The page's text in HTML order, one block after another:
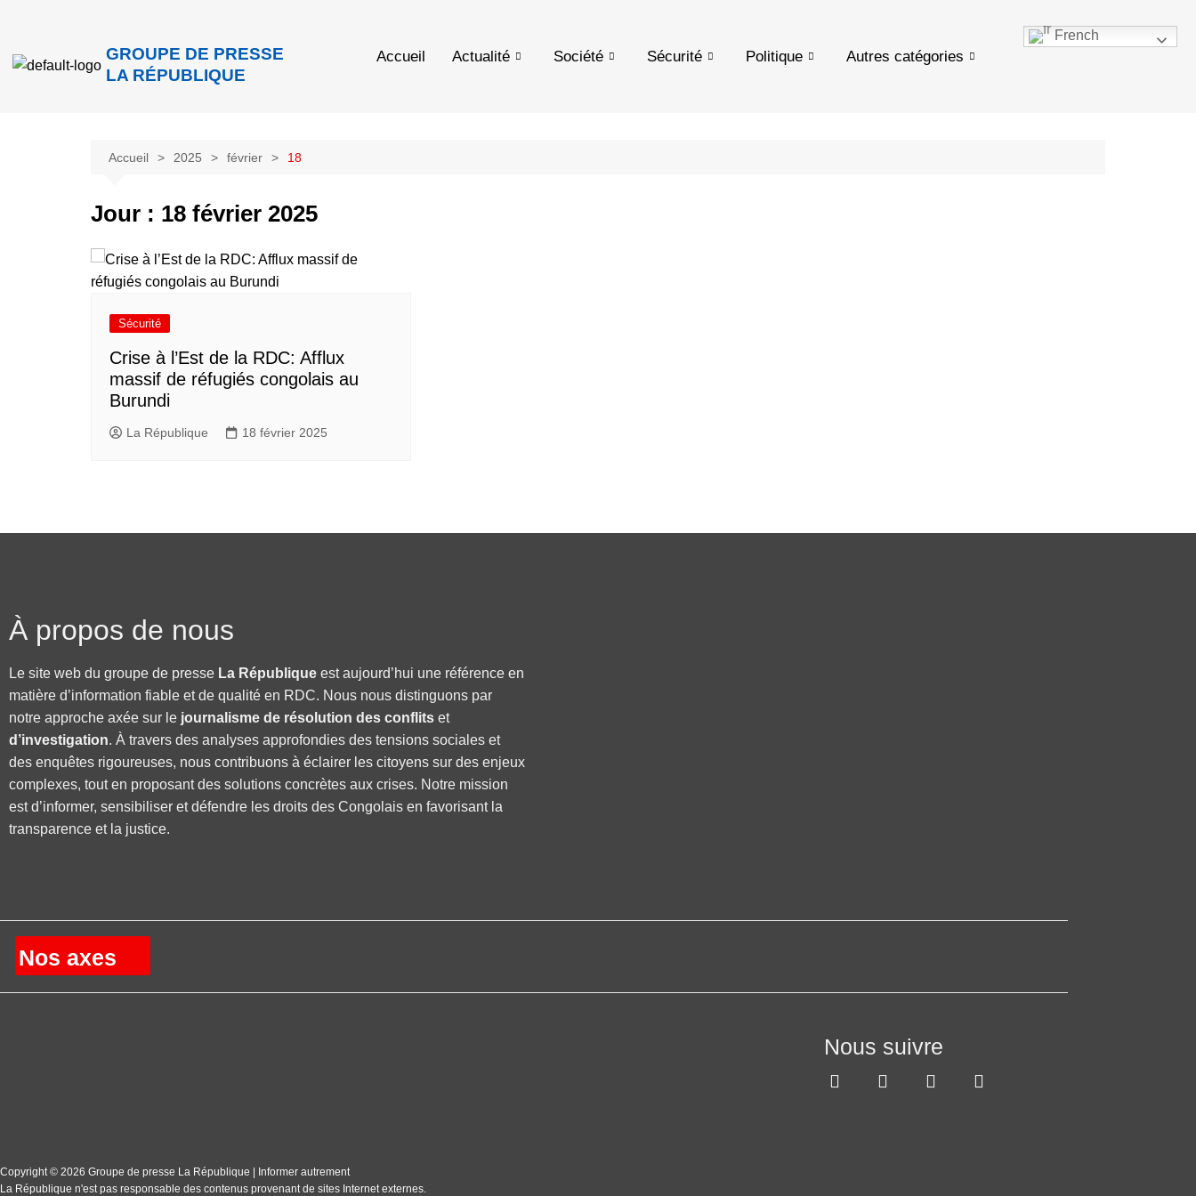
GROUPE DE PRESSE
LA RÉPUBLIQUE
Accueil Actualité Société Sécurité Politique Autres catégories
French
Accueil 2025 février 18
Jour : 18 février 2025
Sécurité
Crise à l’Est de la RDC: Afflux
massif de réfugiés congolais au
Burundi
La République 18 février 2025
À propos de nous
Le site web du groupe de presse La République est aujourd’hui une référence en
matière d’information fiable et de qualité en RDC. Nous nous distinguons par
notre approche axée sur le journalisme de résolution des conflits et
d’investigation. À travers des analyses approfondies des tensions sociales et
des enquêtes rigoureuses, nous contribuons à éclairer les citoyens sur des enjeux
complexes, tout en proposant des solutions concrètes aux crises. Notre mission
est d’informer, sensibiliser et défendre les droits des Congolais en favorisant la
transparence et la justice.
Nos axes
Nous suivre
Copyright © 2026 Groupe de presse La République | Informer autrement
La République n'est pas responsable des contenus provenant de sites Internet externes.